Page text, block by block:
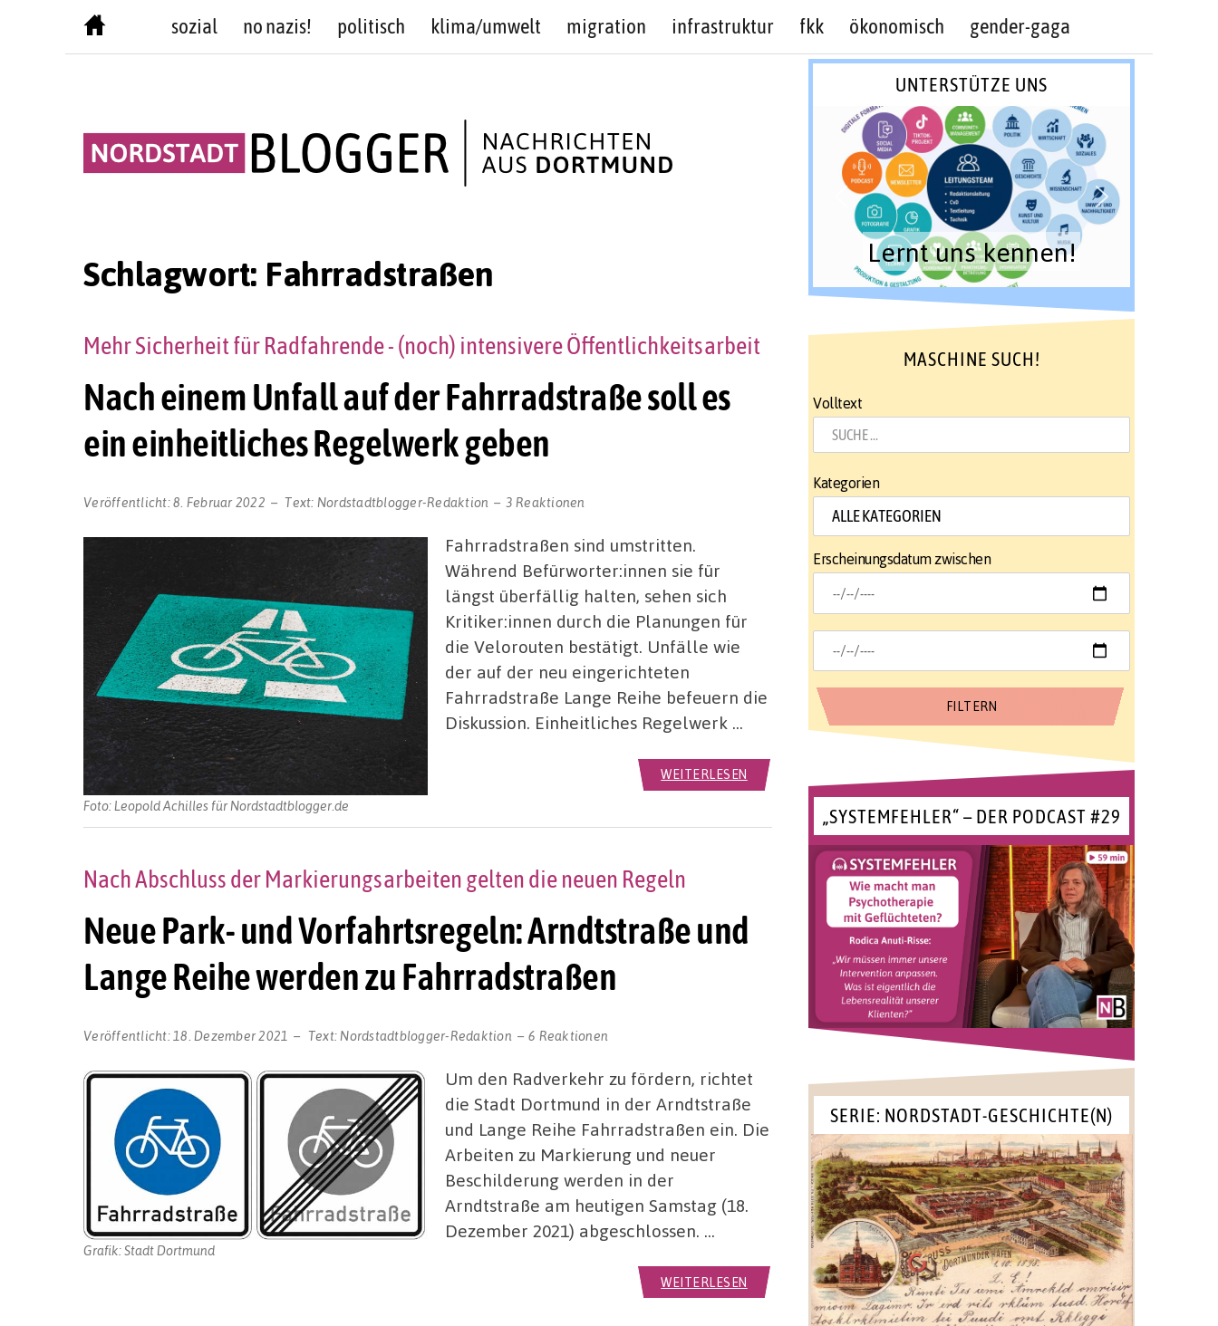
sozial no nazis! politisch klima/umwelt migration infrastruktur fkk ökonomisch gender-gaga
Schlagwort: Fahrradstraßen
Nach einem Unfall auf der Fahrradstraße soll es
ein einheitliches Regelwerk geben
Mehr Sicherheit für Radfahrende - (noch) intensivere Öffentlichkeitsarbeit
Veröffentlicht:8. Februar 2022 Text: Nordstadtblogger-Redaktion 3 Reaktionen
Foto: Leopold Achilles für Nordstadtblogger.de
Fahrradstraßen sind umstritten.
Während Befürworter:innen sie für
längst überfällig halten, sehen sich
Kritiker:innen durch die Planungen für
die Velorouten bestätigt. Unfälle wie
der auf der neu eingerichteten
Fahrradstraße Lange Reihe befeuern die
Diskussion. Einheitliches Regelwerk …
WEITERLESEN
Neue Park- und Vorfahrtsregeln: Arndtstraße und
Lange Reihe werden zu Fahrradstraßen
Nach Abschluss der Markierungsarbeiten gelten die neuen Regeln
Veröffentlicht: 18. Dezember 2021 Text: Nordstadtblogger-Redaktion 6 Reaktionen
Grafik: Stadt Dortmund
Um den Radverkehr zu fördern, richtet
die Stadt Dortmund in der Arndtstraße
und Lange Reihe Fahrradstraßen ein. Die
Arbeiten zu Markierung und neuer
Beschilderung werden in der
Arndtstraße am heutigen Samstag (18.
Dezember 2021) abgeschlossen. …
WEITERLESEN
UNTERSTÜTZE UNS
Lernt uns kennen!
MASCHINE SUCH!
Volltext
Kategorien
Erscheinungsdatum zwischen
„SYSTEMFEHLER“ – DER PODCAST #29
SERIE: NORDSTADT-GESCHICHTE(N)